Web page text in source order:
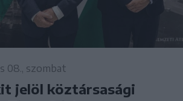
08., szombat
jelöl köztársasági